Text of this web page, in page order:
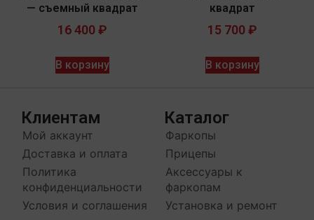
— съемный квадрат
16 400 ₽
В корзину
квадрат
15 700 ₽
В корзину
Клиентам
Мой аккаунт
Доставка и оплата
Политика
конфиденциальности
Условия и соглашения
Каталог
Фаркопы
Прицепы
Аксессуары к
фаркопам
Установка и ремонт